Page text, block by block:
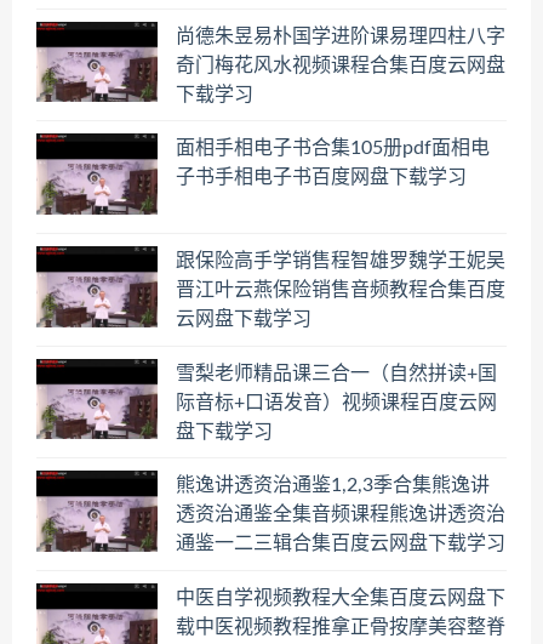
尚德朱昱易朴国学进阶课易理四柱八字
奇门梅花风水视频课程合集百度云网盘
下载学习
面相手相电子书合集105册pdf面相电
子书手相电子书百度网盘下载学习
跟保险高手学销售程智雄罗魏学王妮吴
晋江叶云燕保险销售音频教程合集百度
云网盘下载学习
雪梨老师精品课三合一（自然拼读+国
际音标+口语发音）视频课程百度云网
盘下载学习
熊逸讲透资治通鉴1,2,3季合集熊逸讲
透资治通鉴全集音频课程熊逸讲透资治
通鉴一二三辑合集百度云网盘下载学习
中医自学视频教程大全集百度云网盘下
载中医视频教程推拿正骨按摩美容整脊